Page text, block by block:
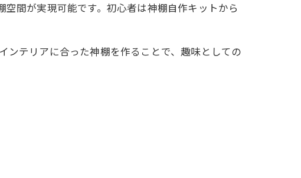
間が実現可能です。初心者は神棚自作キットから
ンテリアに合った神棚を作ることで、趣味としての